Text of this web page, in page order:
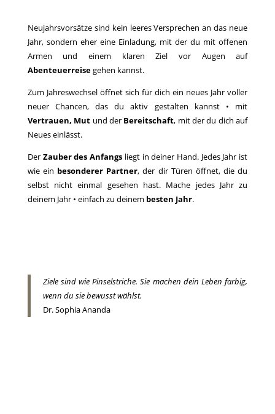
Neujahrsvorsätze sind kein leeres Versprechen an das neue
Jahr, sondern eher eine Einladung, mit der du mit offenen
Armen und einem klaren Ziel vor Augen auf
Abenteuerreisegehen kannst.
Zum Jahreswechsel öffnet sich für dich ein neues Jahr voller
neuer Chancen, das du aktiv gestalten kannst • mit
Vertrauen, Mut und der Bereitschaft, mit der du dich auf
Neues einlässt.
Der Zauber des Anfangs liegt in deiner Hand. Jedes Jahr ist
wie ein besonderer Partner, der dir Türen öffnet, die du
selbst nicht einmal gesehen hast. Mache jedes Jahr zu
deinem Jahr • einfach zu deinem besten Jahr.
Ziele sind wie Pinselstriche. Sie machen dein Leben farbig,
wenn du sie bewusst wählst.
Dr. Sophia Ananda